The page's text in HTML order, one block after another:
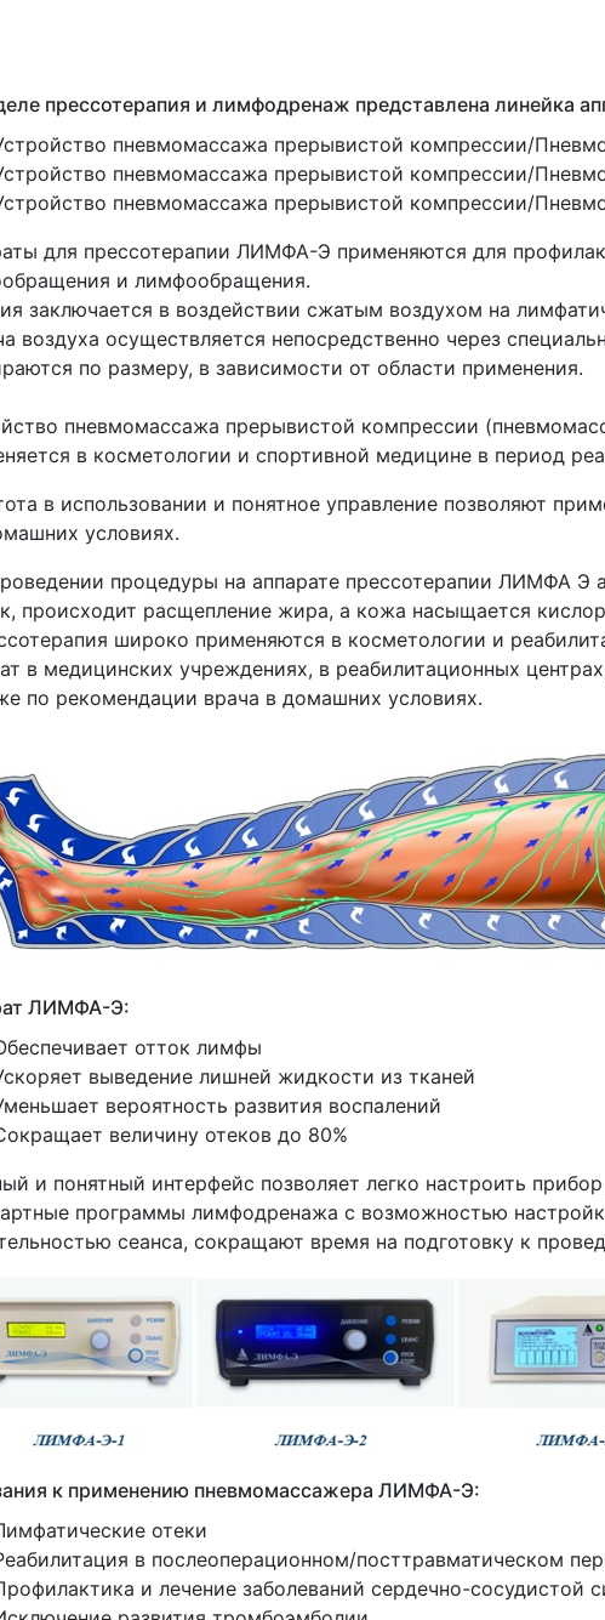
прессотерапия и лимфодренаж представлена линейка
пневмомассажа прерывистой компрессии/
пневмомассажа прерывистой компрессии/
пневмомассажа прерывистой компрессии/
для прессотерапии ЛИМФА-Э применяются для
и лимфообращения.
заключается в воздействии сжатым воздухом на
воздуха осуществляется непосредственно через
по размеру, в зависимости от области применения.
пневмомассажа прерывистой компрессии
в косметологии и спортивной медицине в период
в использовании и понятное управление позволяют
условиях.
процедуры на аппарате прессотерапии ЛИМФА Э
происходит расщепление жира, а кожа насыщается
широко применяются в косметологии и
в медицинских учреждениях, в реабилитационных
по рекомендации врача в домашних условиях.
ЛИМФА-Э:
отток лимфы
выведение лишней жидкости из тканей
вероятность развития воспалений
величину отеков до 80%
и понятный интерфейс позволяет легко настроить
программы лимфодренажа с возможностью
сеанса, сокращают время на подготовку к
к применению пневмомассажера ЛИМФА-Э:
отеки
в послеоперационном/посттравматическом
и лечение заболеваний сердечно-сосудистой